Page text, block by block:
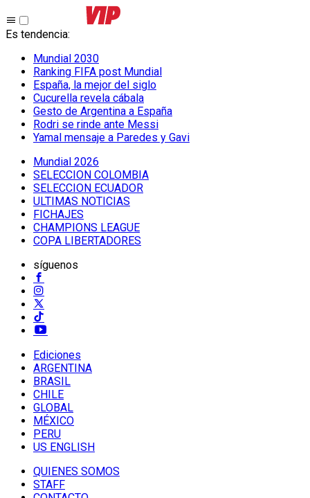
Es tendencia:
Mundial 2030
Ranking FIFA post Mundial
España, la mejor del siglo
Cucurella revela cábala
Gesto de Argentina a España
Rodri se rinde ante Messi
Yamal mensaje a Paredes y Gavi
Mundial 2026
SELECCION COLOMBIA
SELECCION ECUADOR
ULTIMAS NOTICIAS
FICHAJES
CHAMPIONS LEAGUE
COPA LIBERTADORES
síguenos
Ediciones
ARGENTINA
BRASIL
CHILE
GLOBAL
MÉXICO
PERU
US ENGLISH
QUIENES SOMOS
STAFF